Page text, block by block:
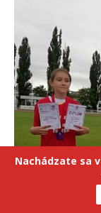
Nachádzate sa